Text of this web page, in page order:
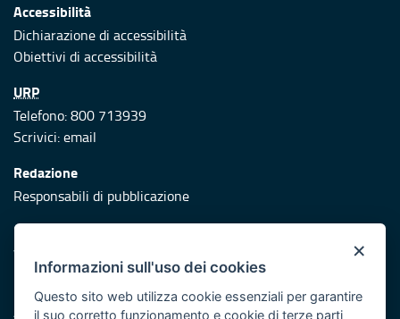
Accessibilità
Dichiarazione di accessibilità
Obiettivi di accessibilità
URP
Telefono: 800 713939
Scrivici:email
Redazione
Responsabili di pubblicazione
Protezione civile
Vai al sito di Protezione Civile Puglia
Iniziativa finanziata con risorse del POR Puglia 2014/2020 -
Asse XI
×
Informazioni sull'uso dei cookies
Questo sito web utilizza cookie essenziali per garantire
il suo corretto funzionamento e cookie di terze parti